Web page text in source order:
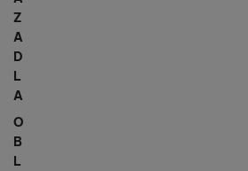
Z
A
D
L
A
O
B
L